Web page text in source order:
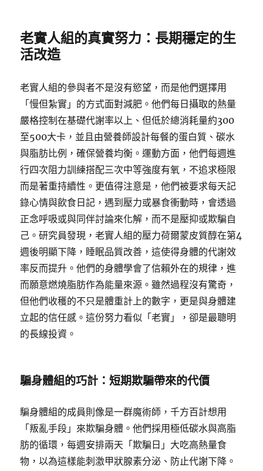
老實人組的真實努力：長期穩定的生
活改造
老實人組的參與者不是沒有慾望，而是他們選擇用
「慢但紮實」的方式面對減肥。他們每日攝取的熱量
嚴格控制在基礎代謝率以上、但低於總消耗量約300
至500大卡，並且由營養師設計每餐的蛋白質、碳水
與脂肪比例，確保營養均衡。運動方面，他們每週進
行四次阻力訓練搭配三次中等強度有氧，不追求極限
而是著重持續性。更值得注意是，他們被要求每天記
錄心情與飲食日記，遇到壓力或暴食衝動時，會透過
正念呼吸或與同伴討論來化解，而不是壓抑或欺騙自
己。研究員發現，老實人組的壓力荷爾蒙皮質醇在第4
週後明顯下降，睡眠品質改善，這使得身體的代謝效
率反而提升。他們的身體學會了信賴外在的規律，進
而願意燃燒脂肪作為能量來源。雖然過程沒有驚奇，
但他們收穫的不只是體重計上的數字，更是與身體建
立起的信任感。這份努力看似「老實」，卻是最聰明
的長線投資。
騙身體組的巧計：短期欺騙帶來的代價
騙身體組的成員則像是一群魔術師，千方百計想用
「叛亂手段」來欺騙身體。他們採用極低碳水與高脂
肪的循環，每週安排兩天「欺騙日」大吃高熱量食
物，以為這樣能刺激甲狀腺素分泌、防止代謝下降。